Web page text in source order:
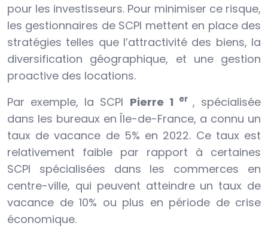
pour les investisseurs. Pour minimiser ce risque,
les gestionnaires de SCPI mettent en place des
stratégies telles que l’attractivité des biens, la
diversification géographique, et une gestion
proactive des locations.
Par exemple, la SCPI Pierre 1 er , spécialisée
dans les bureaux en Île-de-France, a connu un
taux de vacance de 5% en 2022. Ce taux est
relativement faible par rapport à certaines
SCPI spécialisées dans les commerces en
centre-ville, qui peuvent atteindre un taux de
vacance de 10% ou plus en période de crise
économique.